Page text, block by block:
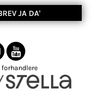
JA DA'